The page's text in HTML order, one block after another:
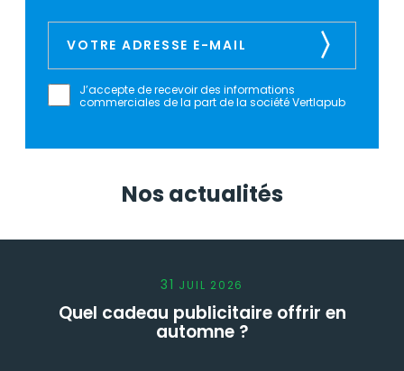
J’accepte de recevoir des informations
commerciales de la part de la société Vertlapub
Nos actualités
31 JUIL 2026
Quel cadeau publicitaire offrir en
automne ?